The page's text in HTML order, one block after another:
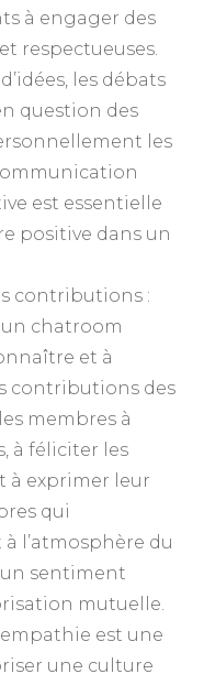
à engager des
respectueuses.
les débats
question des
les
est essentielle
positive dans un
contributions :
chatroom
et à
contributions des
membres à
à féliciter les
à exprimer leur
qui
l’atmosphère du
un sentiment
mutuelle.
est une
une culture